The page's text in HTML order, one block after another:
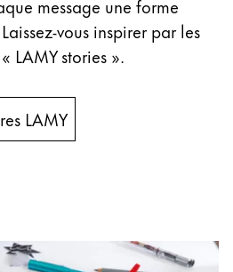
message une forme
vous inspirer par les
LAMY stories ».
LAMY